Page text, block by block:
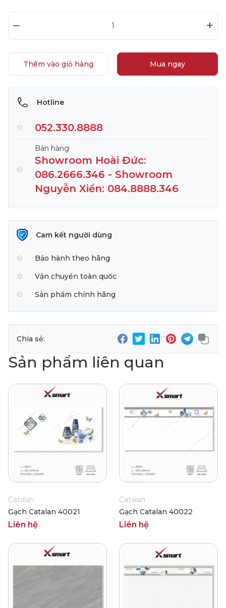
– +
Thêm vào giỏ hàng Mua ngay
Hotline
052.330.8888
Bán hàng
Showroom Hoài Đức:
086.2666.346 - Showroom
Nguyễn Xiển: 084.8888.346
Cam kết người dùng
Bảo hành theo hãng
Vận chuyển toàn quốc
Sản phẩm chính hãng
Chia sẻ:
Sản phẩm liên quan
Catalan
Gạch Catalan 40021
Liên hệ
Catalan
Gạch Catalan 40022
Liên hệ